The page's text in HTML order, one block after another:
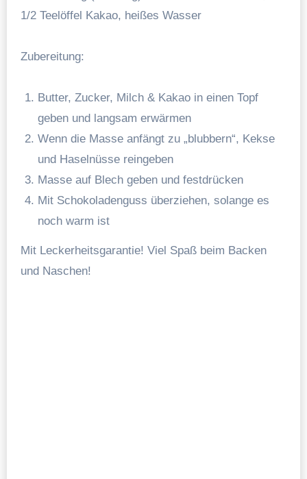
1/2 Teelöffel Kakao, heißes Wasser
Zubereitung:
Butter, Zucker, Milch & Kakao in einen Topf
geben und langsam erwärmen
Wenn die Masse anfängt zu „blubbern“, Kekse
und Haselnüsse reingeben
Masse auf Blech geben und festdrücken
Mit Schokoladenguss überziehen, solange es
noch warm ist
Mit Leckerheitsgarantie! Viel Spaß beim Backen
und Naschen!